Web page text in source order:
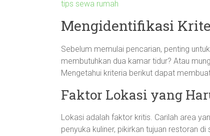
tips sewa rumah
Mengidentifikasi
Sebelum memulai pencarian, penting
membutuhkan dua kamar tidur? Atau
Mengetahui kriteria berikut dapat
Faktor Lokasi yang
Lokasi adalah faktor kritis. Carilah area
penyuka kuliner, pikirkan tujuan restoran